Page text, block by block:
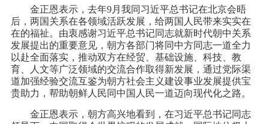
金正恩表示，去年9月我同习近平总书记在北京会晤
后，两国关系在各领域活跃发展，给两国人民带来实实在
在的福祉。由衷感谢习近平总书记同志就新时代朝中关系
发展提出的重要意见，朝方各部门将同中方同志一道全力
以赴全面落实，推动双方在经贸、基础设施、科技、教
育、人文等广泛领域的交流合作取得新发展，通过党际渠
道加强经验交流互鉴为朝方社会主义建设事业发展提供宝
贵助力，帮助朝鲜人民同中国人民一道迈向现代化之路。
金正恩表示，朝方高兴地看到，在习近平总书记同志